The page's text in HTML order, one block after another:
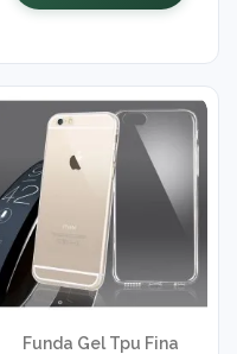
Funda Gel Tpu Fina